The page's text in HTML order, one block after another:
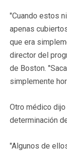
"Cuando estos
apenas
que era
director del
de Boston.
simplemente
Otro médico
determinación
"Algunos de